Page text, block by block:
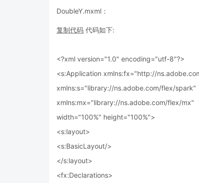
DoubleY.mxml：
复制代码 代码如下:
<?xml version="1.0" encoding="utf-8"?>
<s:Application xmlns:fx="http://
xmlns:s="library://ns.adobe.com/flex/spark"
xmlns:mx="library://ns.adobe.com/flex/mx"
width="100%" height="100%">
<s:layout>
<s:BasicLayout/>
</s:layout>
<fx:Declarations>